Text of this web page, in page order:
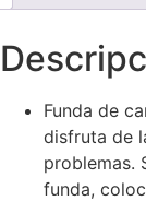
Funda de
disfruta de
problemas.
funda,